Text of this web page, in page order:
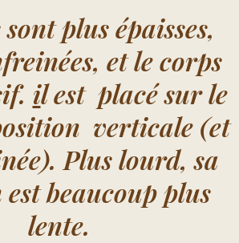
plus épaisses,
et le corps
il est placé sur le
verticale (et
Plus lourd, sa
beaucoup plus
lente.